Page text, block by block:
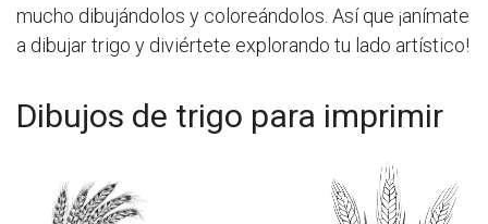
mucho dibujándolos y coloreándolos. Así que ¡anímate
a dibujar trigo y diviértete explorando tu lado artístico!
Dibujos de trigo para imprimir